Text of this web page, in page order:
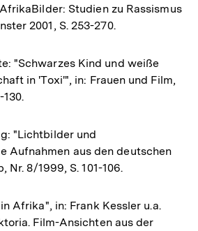
Studien zu Rassismus
2001, S. 253-270.
"Schwarzes Kind und weiße
in 'Toxi'", in: Frauen und Film,
130.
"Lichtbilder und
Aufnahmen aus den deutschen
Nr. 8/1999, S. 101-106.
Afrika", in: Frank Kessler u.a.
Film-Ansichten aus der